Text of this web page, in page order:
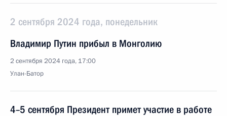
2 сентября 2024 года, понедельник
Владимир Путин прибыл в Монголию
2 сентября 2024 года, 17:00
Улан-Батор
4–5 сентября Президент примет участие в работе